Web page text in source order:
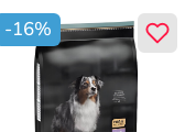
-16%